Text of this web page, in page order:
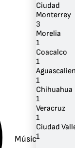
Música
Ciudad
Monterrey
3
Morelia
1
Coacalco
1
1
Chihuahua
1
Veracruz
1
Ciudad
1